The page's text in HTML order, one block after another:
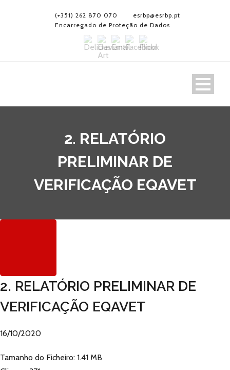
(+351) 262 870 070
esrbp@esrbp.pt
Encarregado de Proteção de Dados
2. RELATÓRIO
PRELIMINAR DE
VERIFICAÇÃO EQAVET
2. RELATÓRIO PRELIMINAR DE
VERIFICAÇÃO EQAVET
16/10/2020
Tamanho do Ficheiro: 1.41 MB